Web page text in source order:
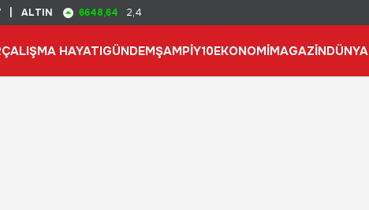
ALTIN 6648,64 2,4
ÇALIŞMA HAYATIGÜNDEMŞAMPİY10EKONOMİMAGAZİNDÜNYA